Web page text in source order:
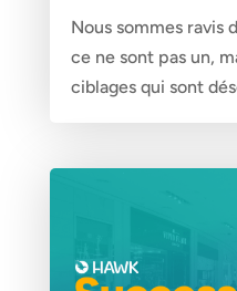
Nous sommes ravis
ce ne sont pas un,
ciblages qui sont